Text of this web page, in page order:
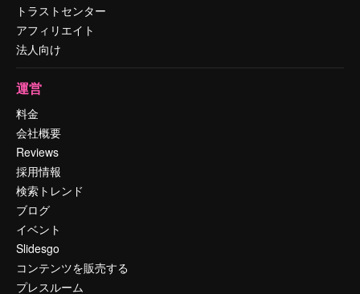
トラストセンター
アフィリエイト
法人向け
運営
料金
会社概要
Reviews
採用情報
検索トレンド
ブログ
イベント
Slidesgo
コンテンツを販売する
プレスルーム